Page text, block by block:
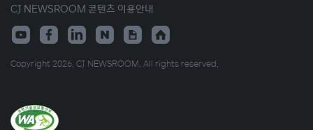
CJ NEWSROOM 콘텐츠 이용안내
Copyright 2026. CJ NEWSROOM. All rights reserved.